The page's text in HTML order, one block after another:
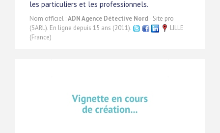
les particuliers et les professionnels.
Nom officiel :ADN Agence Détective Nord - Site pro
(SARL). En ligne depuis 15 ans (2011).
LILLE
(France)